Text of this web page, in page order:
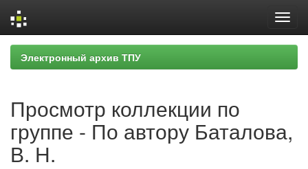
Skip
navigation
Электронный архив ТПУ
Просмотр коллекции по
группе - По автору Баталова,
В. Н.